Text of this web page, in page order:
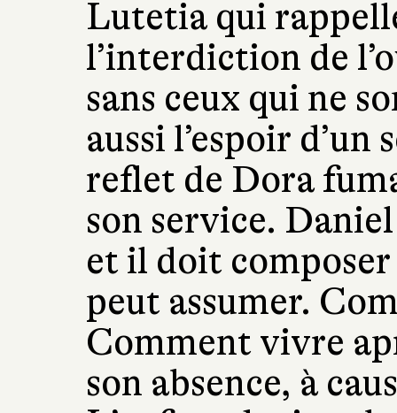
Lutetia qui
l’interdiction de
sans ceux qui ne
aussi l’espoir
reflet de Dora
son service.
et il doit composer
peut assumer.
Comment vivre
son absence, à